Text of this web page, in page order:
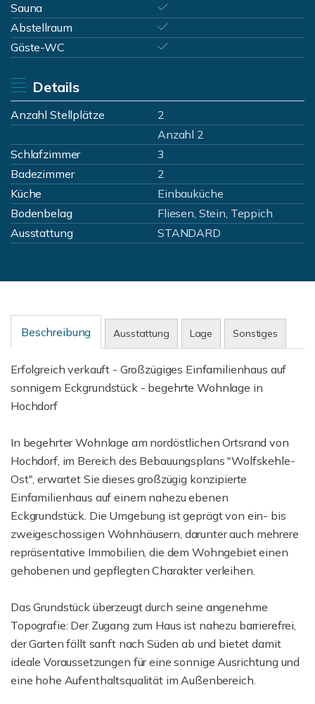
Sauna
Abstellraum
Gäste-WC
Details
Anzahl Stellplätze
2
Anzahl 2
Schlafzimmer
3
Badezimmer
2
Küche
Einbauküche
Bodenbelag
Fliesen, Stein, Teppich
Ausstattung
STANDARD
Beschreibung Ausstattung Lage Sonstiges
Erfolgreich verkauft - Großzügiges Einfamilienhaus auf
sonnigem Eckgrundstück - begehrte Wohnlage in
Hochdorf
In begehrter Wohnlage am nordöstlichen Ortsrand von
Hochdorf, im Bereich des Bebauungsplans "Wolfskehle-
Ost", erwartet Sie dieses großzügig konzipierte
Einfamilienhaus auf einem nahezu ebenen
Eckgrundstück. Die Umgebung ist geprägt von ein- bis
zweigeschossigen Wohnhäusern, darunter auch mehrere
repräsentative Immobilien, die dem Wohngebiet einen
gehobenen und gepflegten Charakter verleihen.
Das Grundstück überzeugt durch seine angenehme
Topografie: Der Zugang zum Haus ist nahezu barrierefrei,
der Garten fällt sanft nach Süden ab und bietet damit
ideale Voraussetzungen für eine sonnige Ausrichtung und
eine hohe Aufenthaltsqualität im Außenbereich.